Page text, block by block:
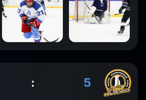
: 5